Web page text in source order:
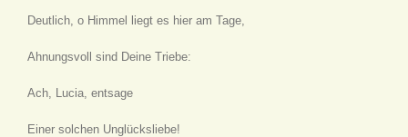
Deutlich, o Himmel liegt es hier am Tage,
Ahnungsvoll sind Deine Triebe:
Ach, Lucia, entsage
Einer solchen Unglücksliebe!